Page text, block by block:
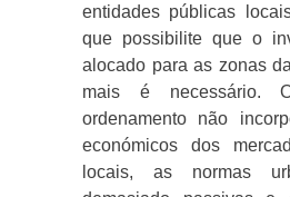
entidades públicas
que possibilite que o
alocado para as zonas
mais é necessário.
ordenamento não
económicos dos
locais, as normas